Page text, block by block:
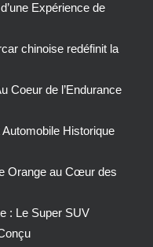
Expérience de
chinoise redéfinit la
Coeur de l’Endurance
Historique
Orange au Cœur des
: Le Super SUV